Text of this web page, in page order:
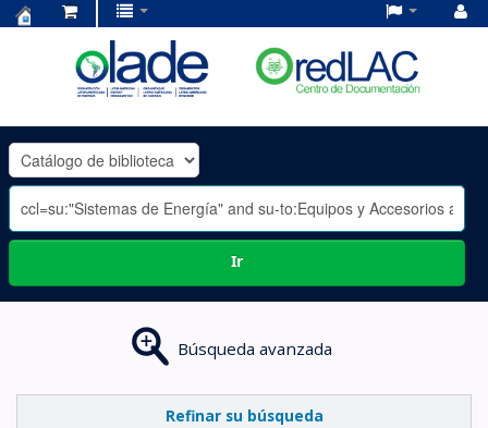
OLADE
-
Ir
Búsqueda avanzada
Refinar su búsqueda